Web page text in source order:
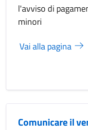
l'avviso di
minori
Vai alla pagina
Comunicare il